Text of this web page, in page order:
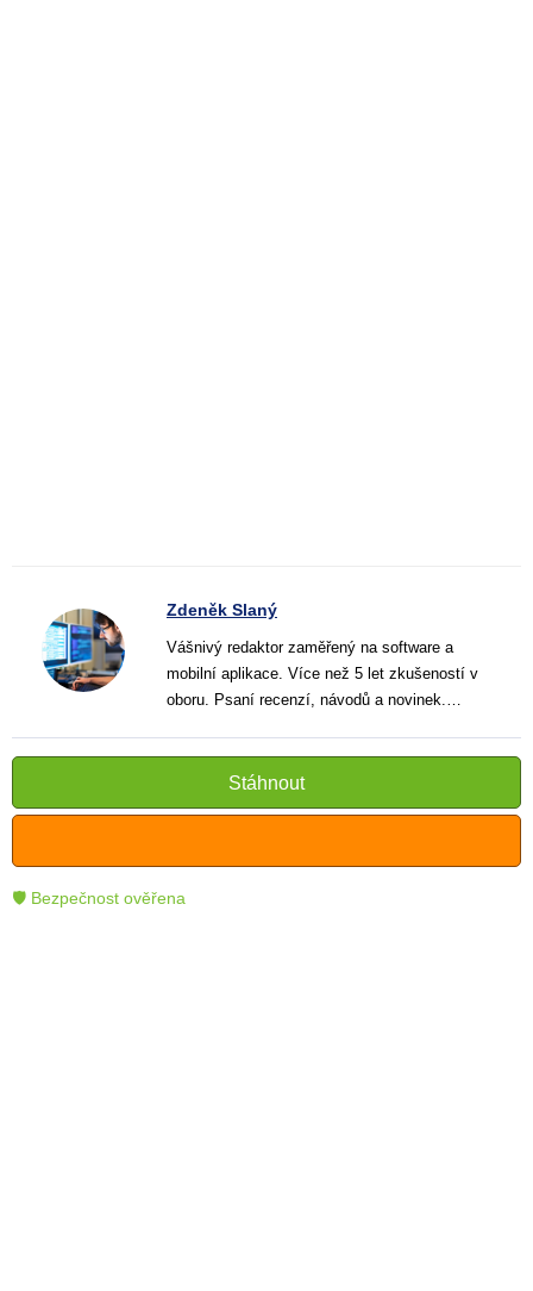
Zdeněk Slaný
Vášnivý redaktor zaměřený na software a
mobilní aplikace. Více než 5 let zkušeností v
oboru. Psaní recenzí, návodů a novinek.
pomáhají čtenářům lépe porozumět a využít
moderní technologie.
Stáhnout
🛡 Bezpečnost ověřena